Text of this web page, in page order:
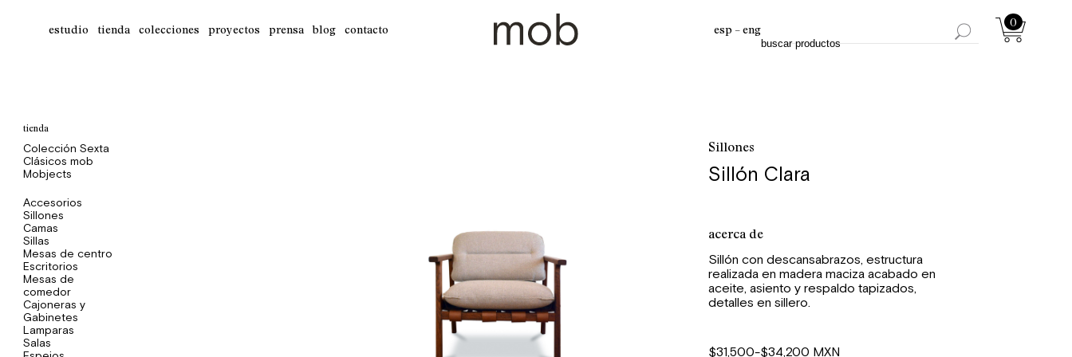
estudio tienda colecciones proyectos prensa blog contacto esp eng
0
tienda
Colección Sexta
Clásicos mob
Mobjects
Accesorios
Sillones
Camas
Sillas
Mesas de centro
Escritorios
Mesas de
comedor
Cajoneras y
Gabinetes
Lamparas
Salas
Sillones
Sillón Clara
acerca de
Sillón con descansabrazos, estructura
realizada en madera maciza acabado en
aceite, asiento y respaldo tapizados,
detalles en sillero.
$31,500-$34,200 MXN